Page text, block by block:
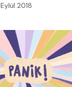
Eylül 2018